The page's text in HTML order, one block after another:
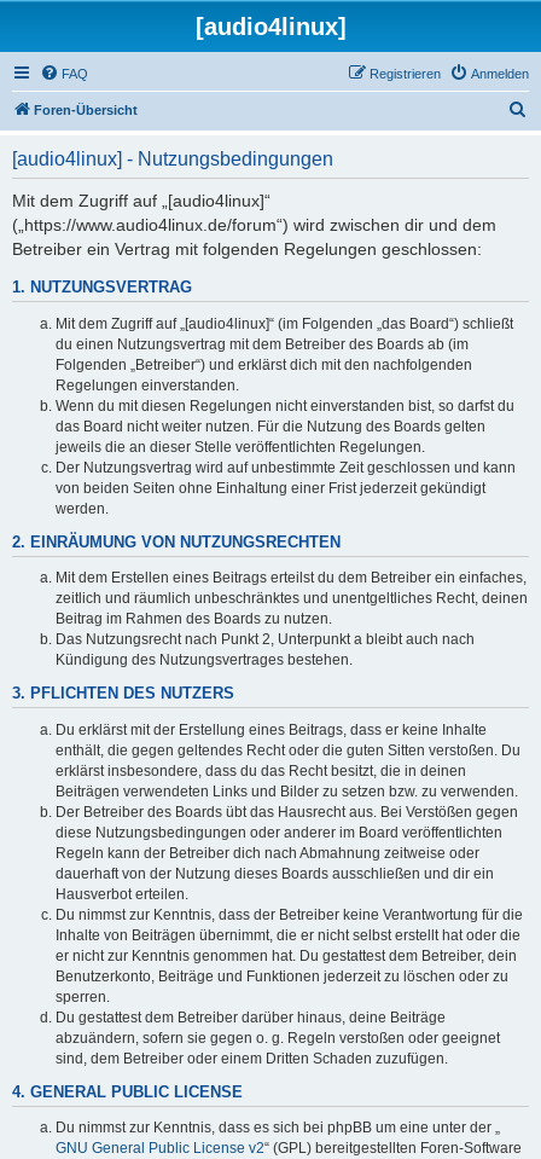
[audio4linux]
FAQ Anmelden
Registrieren
Foren-Übersicht
[audio4linux] - Nutzungsbedingungen
Mit dem Zugriff auf „[audio4linux]“
(„https://www.audio4linux.de/forum“) wird zwischen dir und dem
Betreiber ein Vertrag mit folgenden Regelungen geschlossen:
1. NUTZUNGSVERTRAG
Mit dem Zugriff auf „[audio4linux]“ (im Folgenden „das Board“) schließt
du einen Nutzungsvertrag mit dem Betreiber des Boards ab (im
Folgenden „Betreiber“) und erklärst dich mit den nachfolgenden
Regelungen einverstanden.
Wenn du mit diesen Regelungen nicht einverstanden bist, so darfst du
das Board nicht weiter nutzen. Für die Nutzung des Boards gelten
jeweils die an dieser Stelle veröffentlichten Regelungen.
Der Nutzungsvertrag wird auf unbestimmte Zeit geschlossen und kann
von beiden Seiten ohne Einhaltung einer Frist jederzeit gekündigt
werden.
2. EINRÄUMUNG VON NUTZUNGSRECHTEN
Mit dem Erstellen eines Beitrags erteilst du dem Betreiber ein einfaches,
zeitlich und räumlich unbeschränktes und unentgeltliches Recht, deinen
Beitrag im Rahmen des Boards zu nutzen.
Das Nutzungsrecht nach Punkt 2, Unterpunkt a bleibt auch nach
Kündigung des Nutzungsvertrages bestehen.
3. PFLICHTEN DES NUTZERS
Du erklärst mit der Erstellung eines Beitrags, dass er keine Inhalte
enthält, die gegen geltendes Recht oder die guten Sitten verstoßen. Du
erklärst insbesondere, dass du das Recht besitzt, die in deinen
Beiträgen verwendeten Links und Bilder zu setzen bzw. zu verwenden.
Der Betreiber des Boards übt das Hausrecht aus. Bei Verstößen gegen
diese Nutzungsbedingungen oder anderer im Board veröffentlichten
Regeln kann der Betreiber dich nach Abmahnung zeitweise oder
dauerhaft von der Nutzung dieses Boards ausschließen und dir ein
Hausverbot erteilen.
Du nimmst zur Kenntnis, dass der Betreiber keine Verantwortung für die
Inhalte von Beiträgen übernimmt, die er nicht selbst erstellt hat oder die
er nicht zur Kenntnis genommen hat. Du gestattest dem Betreiber, dein
Benutzerkonto, Beiträge und Funktionen jederzeit zu löschen oder zu
sperren.
Du gestattest dem Betreiber darüber hinaus, deine Beiträge
abzuändern, sofern sie gegen o. g. Regeln verstoßen oder geeignet
sind, dem Betreiber oder einem Dritten Schaden zuzufügen.
4. GENERAL PUBLIC LICENSE
Du nimmst zur Kenntnis, dass es sich bei phpBB um eine unter der „
GNU General Public License v2“ (GPL) bereitgestellten Foren-Software